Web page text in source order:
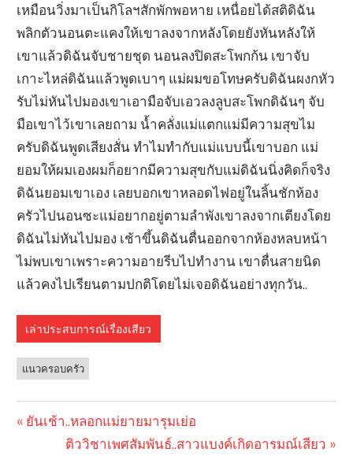
เหมือนวิ่งมาเป็นกิโลฯสักพักพอหาย เหนื่อยได้สติดิฉัน
พลิกตัวนอนตะแคงให้เขาลงจากหลังโดยยังหันหลังให้
เขาแล้วดิฉันจับชายชุด นอนลงปิดสะโพกก้น เขาจับ
เกาะไหล่ดิฉันแล้วพูดเบาๆ แม่ผมขอโทษครับดิฉันผงกหัว
รับไม่หันไปมองเขาเอามือจับเอวลงลูบสะโพกดิฉันๆ จับ
มือเขาไว้เขาเลยถาม น้ำคลั่งแม่แตกแม่มีความสุขไม
ครับดิฉันพูดเสียงสั่น ทำไมทำกับแม่แบบนี้เขาบอก แม่
ยอมให้ผมเองผมก็อยากมีความสุขกับแม่ดิฉันนิ่งคิดก็จริง
ดิฉันยอมเขาเอง เลยบอกเขาหลอดไฟอยู่ในลิ้นชักห้อง
ครัวไปนอนซะแม่อยากอยู่ตามลำพังเขาลงจากเตียงโดย
ดิฉันไม่หันไปมอง เช้าขึ้นดิฉันตื่นออกจากห้องหลบหน้า
ไม่พบเขาเพราะความอายรีบไปทำงาน เขาตื่นสายนิด
แล้วคงไปเรียนตามปกติโดยไม่เจอดิฉันอย่างทุกวัน..
เล่าประสบการณ์เรื่องเสียว
แนวครอบครัว
Previous
ยันเช้า..หลอกแม่ยายมารุมเย่อ
Next
ติววิชาเพศสัมพันธ์..สาวแบงค์เกิดอารมณ์เสียว